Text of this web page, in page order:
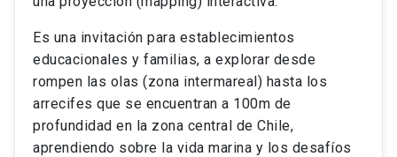
Es una invitación para establecimientos
educacionales y familias, a explorar desde
rompen las olas (zona intermareal) hasta los
arrecifes que se encuentran a 100m de
profundidad en la zona central de Chile,
aprendiendo sobre la vida marina y los desafíos